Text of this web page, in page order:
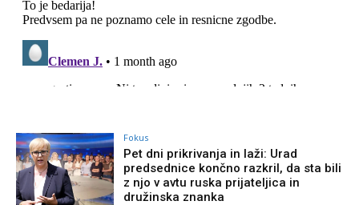
Fokus
Pet dni prikrivanja in laži: Urad
predsednice končno razkril, da sta bili
z njo v avtu ruska prijateljica in
družinska znanka